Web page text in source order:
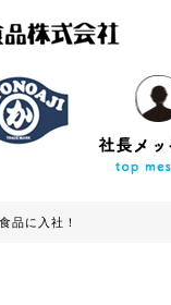
品に入社！